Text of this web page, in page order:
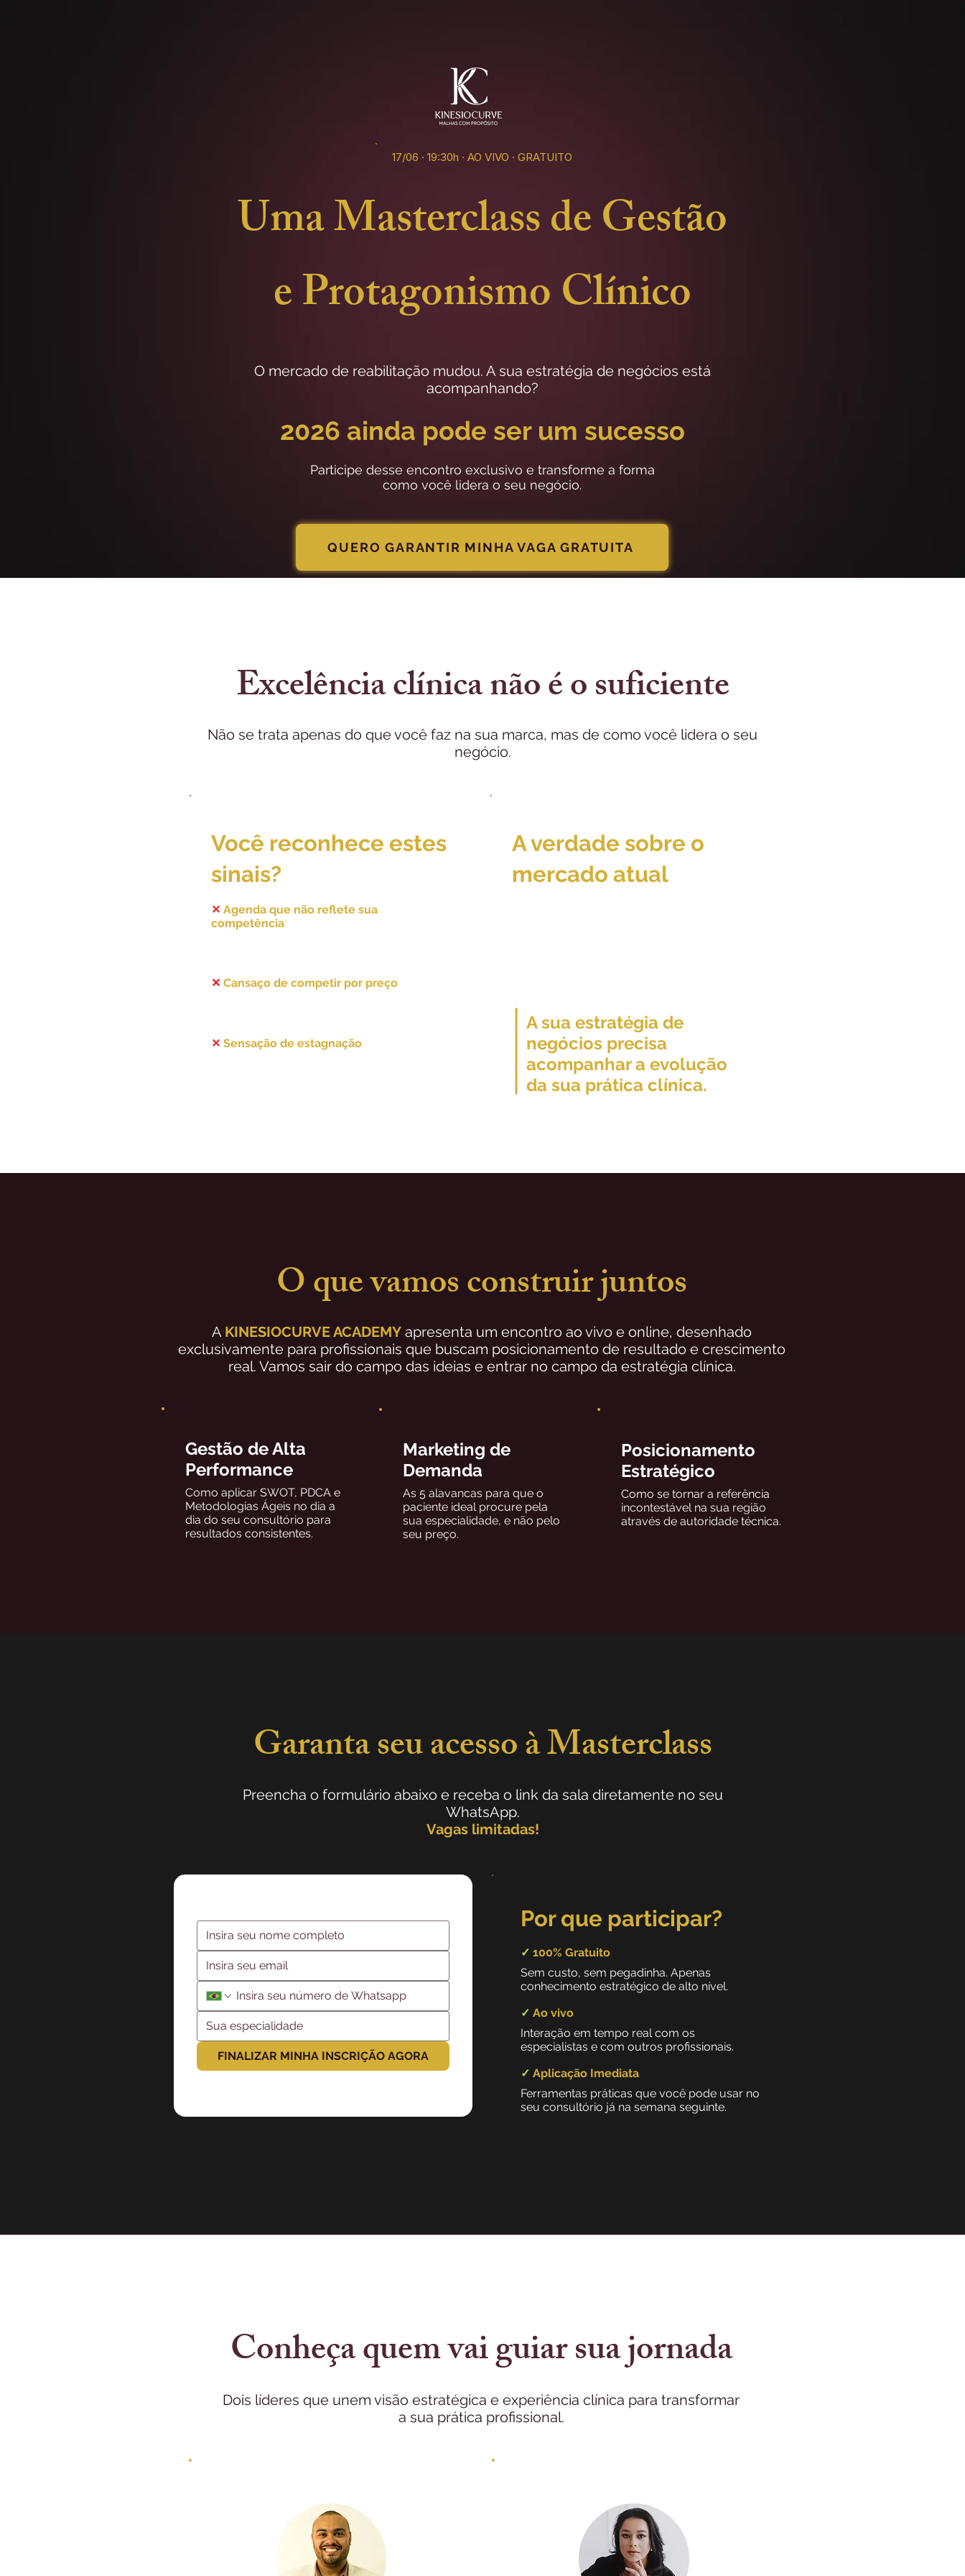
17/06 · 19:30h · AO VIVO · GRATUITO
Uma Masterclass de Gestão
e Protagonismo Clínico
O mercado de reabilitação mudou. A sua estratégia de negócios está
acompanhando?
2026 ainda pode ser um sucesso
Participe desse encontro exclusivo e transforme a forma
como você lidera o seu negócio.
QUERO GARANTIR MINHA VAGA GRATUITA
Excelência clínica não é o suficiente
Não se trata apenas do que você faz na sua marca, mas de como você lidera o seu
negócio.
Você reconhece estes
sinais?
Você é uma excelente profissional, mas os
✕ Cansaço de competir por preço
✕ Sensação de estagnação
✕ Agenda que não reflete sua
competência
A verdade sobre o
mercado atual
A sua estratégia de
negócios precisa
acompanhar a evolução
da sua prática clínica.
O que vamos construir juntos
A KINESIOCURVE ACADEMY apresenta um encontro ao vivo e online, desenhado
exclusivamente para profissionais que buscam posicionamento de resultado e crescimento
real. Vamos sair do campo das ideias e entrar no campo da estratégia clínica.
Gestão de Alta
Performance
Como aplicar SWOT, PDCA e
Metodologias Ágeis no dia a
dia do seu consultório para
resultados consistentes.
Marketing de
Demanda
As 5 alavancas para que o
paciente ideal procure pela
sua especialidade, e não pelo
seu preço.
Posicionamento
Estratégico
Como se tornar a referência
incontestável na sua região
através de autoridade técnica.
Garanta seu acesso à Masterclass
Preencha o formulário abaixo e receba o link da sala diretamente no seu
WhatsApp.
Vagas limitadas!
FINALIZAR MINHA INSCRIÇÃO AGORA
Por que participar?
✓ 100% Gratuito
Sem custo, sem pegadinha. Apenas
conhecimento estratégico de alto nível.
✓ Ao vivo
Interação em tempo real com os
especialistas e com outros profissionais.
✓ Aplicação Imediata
Ferramentas práticas que você pode usar no
seu consultório já na semana seguinte.
Conheça quem vai guiar sua jornada
Dois líderes que unem visão estratégica e experiência clínica para transformar
a sua prática profissional.